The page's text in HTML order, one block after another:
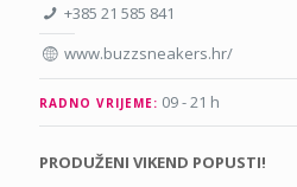
+385 21 585 841
www.buzzsneakers.hr/
RADNO VRIJEME: 09 - 21 h
PRODUŽENI VIKEND POPUSTI!